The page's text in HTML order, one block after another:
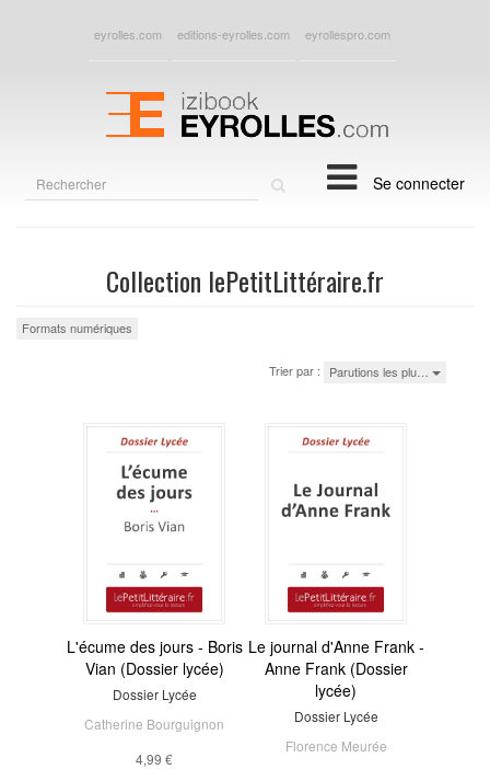
eyrolles.com editions-eyrolles.com eyrollespro.com
Se connecter
Collection lePetitLittéraire.fr
Formats numériques
Trier par : Parutions les plu…
L'écume des jours - Boris
Vian (Dossier lycée)
Dossier Lycée
Catherine Bourguignon
4,99 €
Le journal d'Anne Frank -
Anne Frank (Dossier
lycée)
Dossier Lycée
Florence Meurée